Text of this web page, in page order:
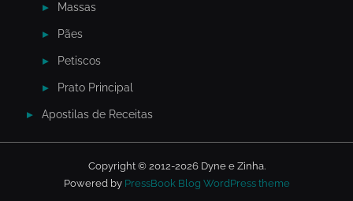
Massas
Pães
Petiscos
Prato Principal
Apostilas de Receitas
Copyright © 2012-2026 Dyne e Zinha.
Powered by PressBook Blog WordPress theme